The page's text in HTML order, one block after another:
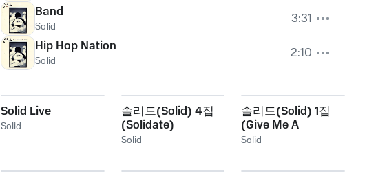
Band
Solid
3:31
Hip Hop Nation
Solid 2:10
Solid Live
Solid
솔리드(Solid) 4집
(Solidate)
Solid
솔리드(Solid) 1집
(Give Me A
Chance)
Solid